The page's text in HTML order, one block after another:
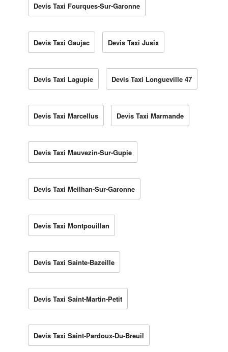
Devis Taxi Fourques-Sur-Garonne
Devis Taxi Gaujac Devis Taxi Jusix
Devis Taxi Lagupie Devis Taxi Longueville 47
Devis Taxi Marcellus Devis Taxi Marmande
Devis Taxi Mauvezin-Sur-Gupie
Devis Taxi Meilhan-Sur-Garonne
Devis Taxi Montpouillan
Devis Taxi Sainte-Bazeille
Devis Taxi Saint-Martin-Petit
Devis Taxi Saint-Pardoux-Du-Breuil